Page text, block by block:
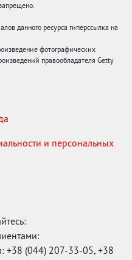
данного ресурса гиперссылка на
фотографических
правообладателя Getty
и персональных
+38 (044) 207-33-05, +38